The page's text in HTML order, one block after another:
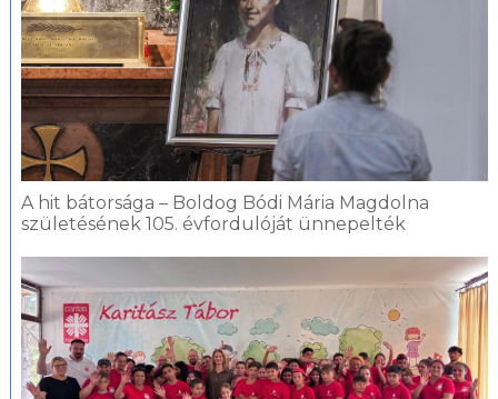
A hit bátorsága – Boldog Bódi Mária Magdolna
születésének 105. évfordulóját ünnepelték